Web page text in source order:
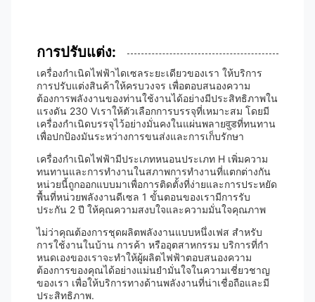
การปรับแต่ง:
เครื่องกําเนิดไฟฟ้าไดเซลระยะเดียวของเรา ให้บริการ
การปรับแต่งสินค้าให้ครบวงจร เพื่อตอบสนองความ
ต้องการพลังงานของท่านใช้งานได้อย่างมีประสิทธิภาพใน
แรงดัน 230 Vเราให้ตัวเลือกการบรรจุที่เหมาะสม โดยมี
เครื่องกําเนิดบรรจุไว้อย่างมั่นคงในแผ่นพลายवुडที่ทนทาน
เพื่อปกป้องมันระหว่างการขนส่งและการเก็บรักษา
เครื่องกําเนิดไฟฟ้ามีประเภทหนอนประเภท H เพิ่มความ
ทนทานและการทํางานในสภาพการทํางานที่แตกต่างกัน
หน่วยนี้ถูกออกแบบมาเพื่อการติดตั้งที่ง่ายและการประหยัด
พื้นที่หน่วยพลังงานดีเซล 1 ขั้นตอนของเรามีการรับ
ประกัน 2 ปี ให้คุณความสงบใจและความมั่นใจคุณภาพ
ไม่ว่าคุณต้องการชุดผลิตพลังงานแบบหนึ่งเฟส สําหรับ
การใช้งานในบ้าน การค้า หรืออุตสาหกรรม บริการที่กํา
หนดเองของเราจะทําให้ผู้ผลิตไฟฟ้าตอบสนองความ
ต้องการของคุณได้อย่างแม่นยํามั่นใจในความเชี่ยวชาญ
ของเรา เพื่อให้บริการทางด้านพลังงานที่น่าเชื่อถือและมี
ประสิทธิภาพ.